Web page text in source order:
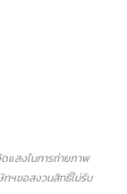
แสงในการถ่ายภาพ
ฯขอสงวนสิทธิ์ไม่รับ